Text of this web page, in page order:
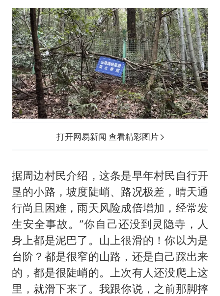
打开网易新闻 查看精彩图片
据周边村民介绍，这条是早年村民自行开
垦的小路，坡度陡峭、路况极差，晴天通
行尚且困难，雨天风险成倍增加，经常发
生安全事故。“你自己还没到灵隐寺，人
身上都是泥巴了。山上很滑的！你以为是
台阶？都是很窄的山路，还是自己踩出来
的，都是很陡峭的。上次有人还没爬上这
里，就滑下来了。我跟你说，之前那脚摔